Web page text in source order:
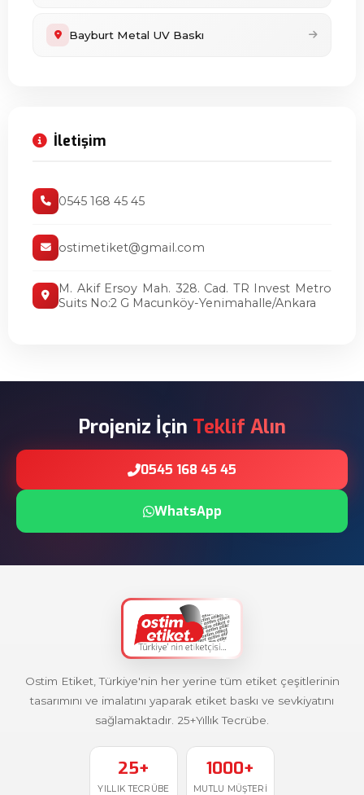
Bayburt Metal UV Baskı
İletişim
0545 168 45 45
ostimetiket@gmail.com
M. Akif Ersoy Mah. 328. Cad. TR Invest Metro
Suits No:2 G Macunköy-Yenimahalle/Ankara
Projeniz İçin Teklif Alın
0545 168 45 45
WhatsApp
Ostim Etiket, Türkiye'nin her yerine tüm etiket çeşitlerinin
tasarımını ve imalatını yaparak etiket baskı ve sevkiyatını
sağlamaktadır. 25+Yıllık Tecrübe.
25+
YILLIK TECRÜBE
1000+
MUTLU MÜŞTERI